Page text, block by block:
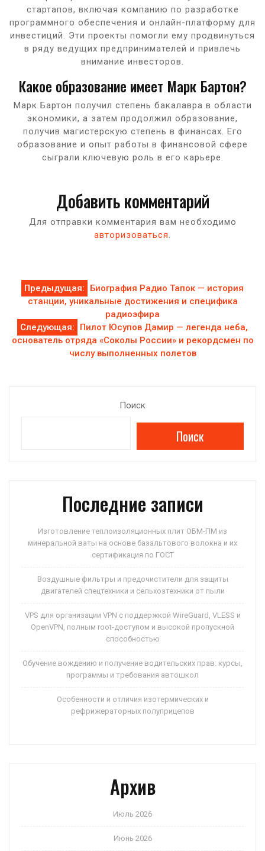
стартапов, включая компанию по разработке
программного обеспечения и онлайн-платформу для
инвестиций. Эти проекты помогли ему продвинуться
в ряду ведущих предпринимателей и привлечь
внимание инвесторов.
Какое образование имеет Марк Бартон?
Марк Бартон получил степень бакалавра в области
экономики, а затем продолжил образование,
получив магистерскую степень в финансах. Его
образование и опыт работы в финансовой сфере
сыграли ключевую роль в его карьере.
Добавить комментарий
Для отправки комментария вам необходимо
авторизоваться
Навигация
по
записям
Предыдущая:
Биография Радио Тапок — история
станции, уникальные достижения и специфика
радиоэфира
Следующая:
Пилот Юсупов Дамир — легенда неба,
основатель отряда «Соколы России» и рекордсмен по
числу выполненных полетов
Поиск
Поиск
Последние записи
Изготовление теплоизоляционных плит ОБМ-ПМ из
минеральной ваты на основе базальтового волокна и их
сертификация по ГОСТ
Воздушные фильтры и предочистители для защиты
двигателей спецтехники и сельхозтехники от пыли
VPS для организации VPN с поддержкой WireGuard, VLESS и
OpenVPN, полным root-доступом и высокой пропускной
способностью
Обучение вождению и получение водительских прав: курсы,
программы и требования автошкол
Особенности и отличия изотермических и
рефрижераторных полуприцепов
Архив
Июль 2026
Июнь 2026